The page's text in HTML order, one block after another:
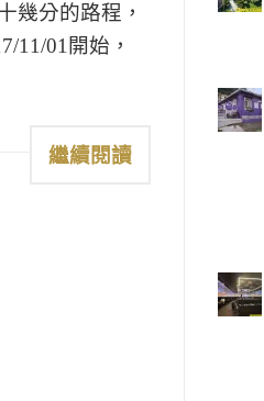
幾分的路程，
11/01開始，
繼續閱讀